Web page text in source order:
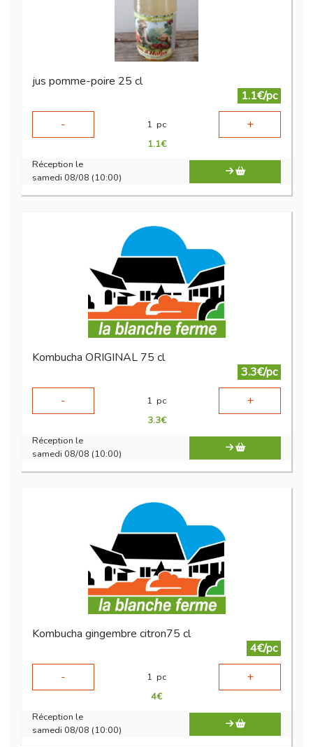
jus pomme-poire 25 cl
1.1€/pc
-
1 pc +
1.1€
Réception le
samedi 08/08 (10:00)
Kombucha ORIGINAL 75 cl
3.3€/pc
-
1 pc +
3.3€
Réception le
samedi 08/08 (10:00)
Kombucha gingembre citron75 cl
4€/pc
-
1 pc +
4€
Réception le
samedi 08/08 (10:00)